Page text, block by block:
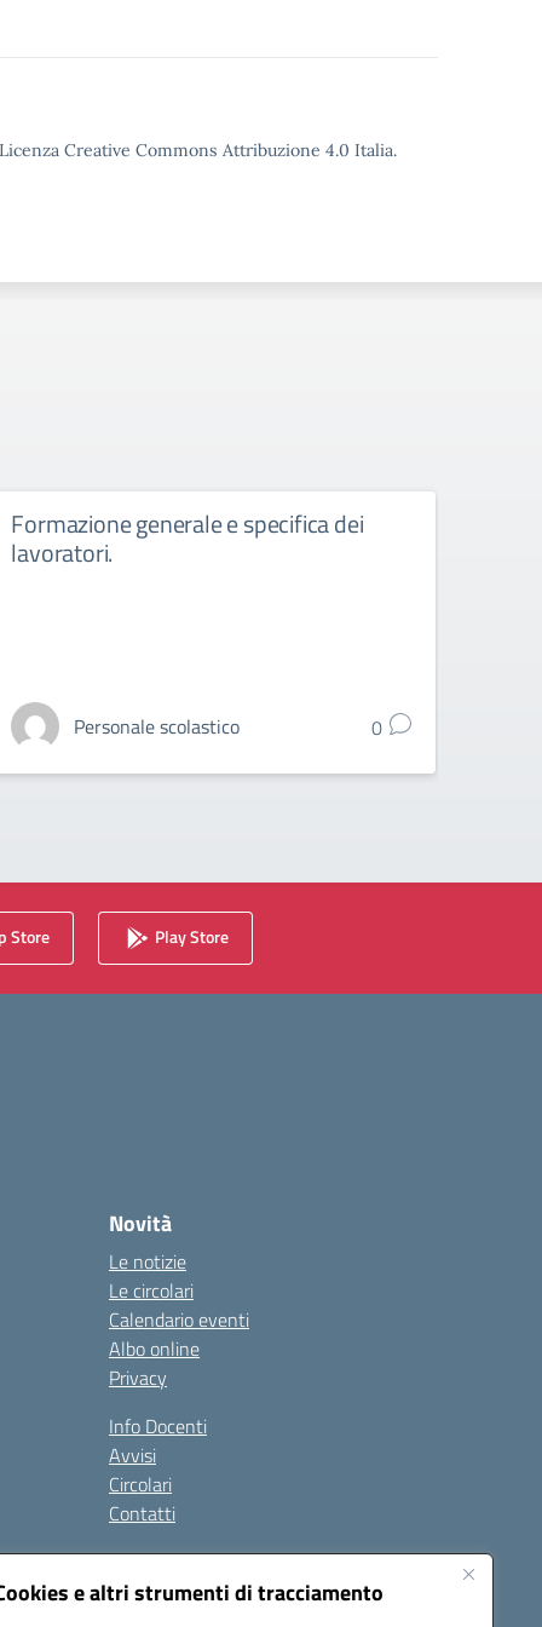
e altri strumenti di tracciamento
Creative Commons Attribuzione 4.0 Italia.
Formazione generale e specifica dei
lavoratori.
Personale scolastico 0
Store Play Store
Novità
Le notizie
Le circolari
Calendario eventi
Albo online
Privacy
Info Docenti
Avvisi
Circolari
Contatti
Seguici su: